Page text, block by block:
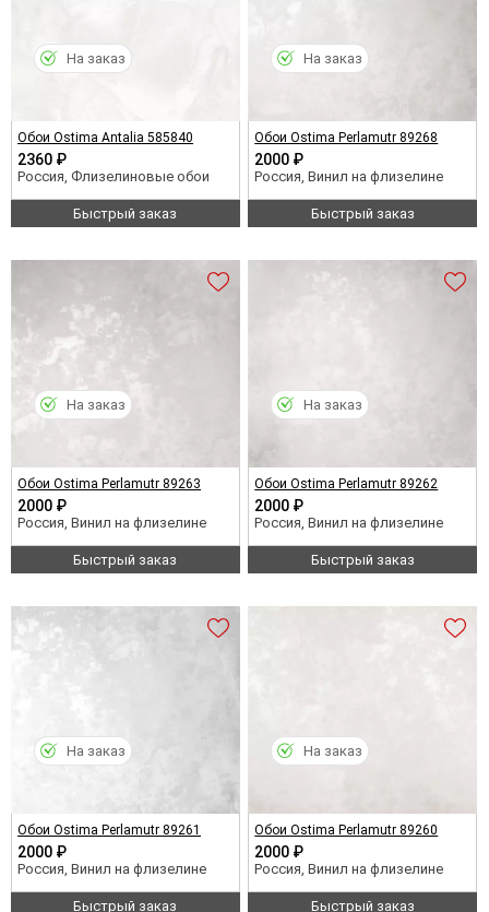
Обои Ostima Antalia 585840
2360 ₽
Россия, Флизелиновые обои
Быстрый заказ
На заказ
Обои Ostima Perlamutr 89268
2000 ₽
Россия, Винил на флизелине
Быстрый заказ
На заказ
Обои Ostima Perlamutr 89263
2000 ₽
Россия, Винил на флизелине
Быстрый заказ
На заказ
Обои Ostima Perlamutr 89262
2000 ₽
Россия, Винил на флизелине
Быстрый заказ
На заказ
Обои Ostima Perlamutr 89261
2000 ₽
Россия, Винил на флизелине
Быстрый заказ
На заказ
Обои Ostima Perlamutr 89260
2000 ₽
Россия, Винил на флизелине
Быстрый заказ
На заказ